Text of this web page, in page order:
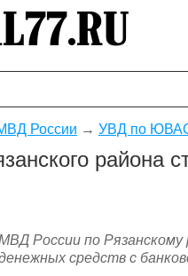
России → УВД по
района
России по
средств с